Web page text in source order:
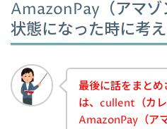
AmazonPay（アマゾ
状態になった時に考
最後に話をまとめ
は、cullent（カ
AmazonPay（ア